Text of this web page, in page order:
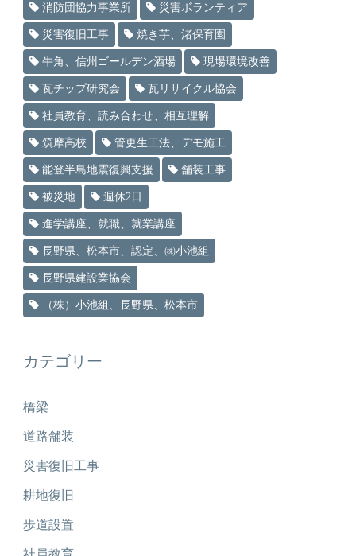
消防団協力事業所 災害ボランティア
災害復旧工事 焼き芋、渚保育園
牛角、信州ゴールデン酒場 現場環境改善
瓦チップ研究会 瓦リサイクル協会
社員教育、読み合わせ、相互理解
筑摩高校 管更生工法、デモ施工
能登半島地震復興支援 舗装工事
被災地 週休2日
進学講座、就職、就業講座
長野県、松本市、認定、㈱小池組
長野県建設業協会
（株）小池組、長野県、松本市
カテゴリー
橋梁
道路舗装
災害復旧工事
耕地復旧
歩道設置